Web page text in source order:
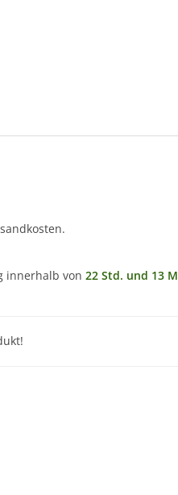
innerhalb von 22 Std. und 13